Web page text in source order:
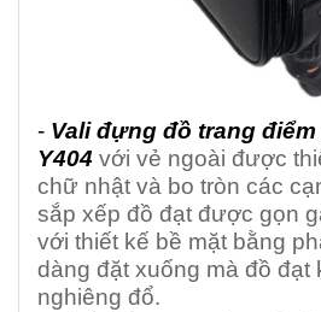
- Vali đựng đồ trang
Y404 với vẻ ngoài được
chữ nhật và bo tròn các
sắp xếp đồ đạt được gọn
với thiết kế bề mặt bằng
dàng đặt xuống mà đồ đạt
nghiêng đổ.